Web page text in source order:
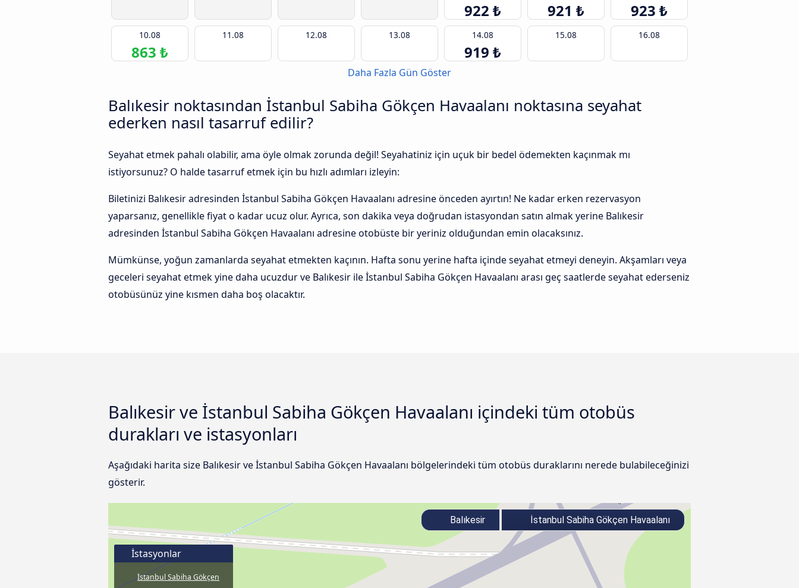
922 ₺ 921 ₺ 923 ₺
10.08
863 ₺
11.08 12.08 13.08 14.08
919 ₺
15.08 16.08
Daha Fazla Gün Göster
Balıkesir noktasından İstanbul Sabiha Gökçen Havaalanı noktasına seyahat
ederken nasıl tasarruf edilir?
Seyahat etmek pahalı olabilir, ama öyle olmak zorunda değil! Seyahatiniz için uçuk bir bedel ödemekten kaçınmak mı
istiyorsunuz? O halde tasarruf etmek için bu hızlı adımları izleyin:
Biletinizi Balıkesir adresinden İstanbul Sabiha Gökçen Havaalanı adresine önceden ayırtın! Ne kadar erken rezervasyon
yaparsanız, genellikle fiyat o kadar ucuz olur. Ayrıca, son dakika veya doğrudan istasyondan satın almak yerine Balıkesir
adresinden İstanbul Sabiha Gökçen Havaalanı adresine otobüste bir yeriniz olduğundan emin olacaksınız.
Mümkünse, yoğun zamanlarda seyahat etmekten kaçının. Hafta sonu yerine hafta içinde seyahat etmeyi deneyin. Akşamları veya
geceleri seyahat etmek yine daha ucuzdur ve Balıkesir ile İstanbul Sabiha Gökçen Havaalanı arası geç saatlerde seyahat ederseniz
otobüsünüz yine kısmen daha boş olacaktır.
Balıkesir ve İstanbul Sabiha Gökçen Havaalanı içindeki tüm otobüs
durakları ve istasyonları
Aşağıdaki harita size Balıkesir ve İstanbul Sabiha Gökçen Havaalanı bölgelerindeki tüm otobüs duraklarını nerede bulabileceğinizi
gösterir.
İstasyonlar
İstanbul Sabiha Gökçen
Balıkesir İstanbul Sabiha Gökçen Havaalanı